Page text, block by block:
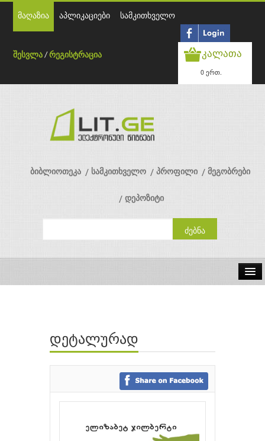
მაღაზია აპლიკაციები სამკითხველო
შესვლა /რეგისტრაცია კალათა
0 ერთ.
ბიბლიოთეკა სამკითხველო პროფილი მეგობრები
დეპოზიტი
ავტორები
გამომცემლობები
დეტალურად